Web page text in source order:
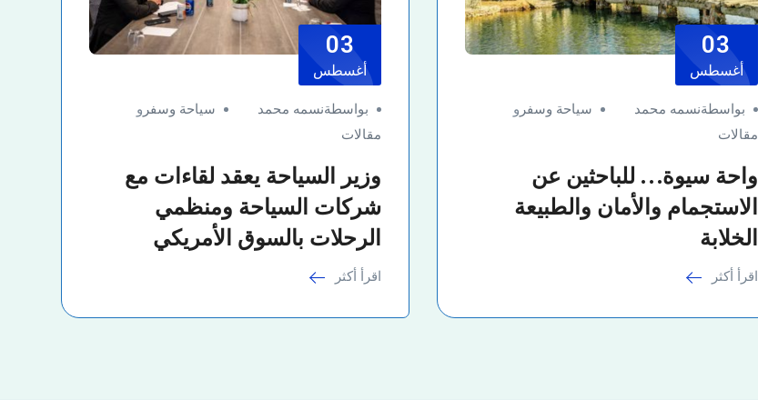
03
أغسطس
بواسطةنسمه محمد سياحة وسفر و
مقالات
واحة سيوة… للباحثين عن
الاستجمام والأمان والطبيعة
الخلابة
اقرأ أكثر
03
أغسطس
بواسطةنسمه محمد سياحة وسفر و
مقالات
وزير السياحة يعقد لقاءات مع
شركات السياحة ومنظمي
الرحلات بالسوق الأمريكي
اقرأ أكثر